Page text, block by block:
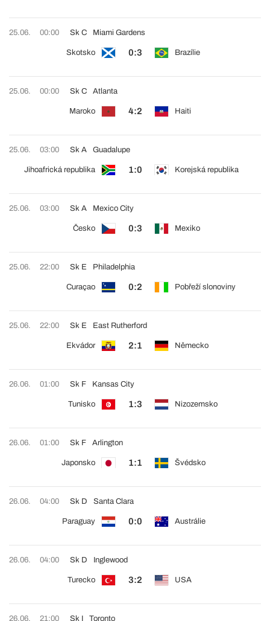
25.06. 00:00 Sk C
Skotsko 0:3 Brazílie
Miami Gardens
25.06. 00:00 Sk C
Maroko 4:2 Haiti
Atlanta
25.06. 03:00 Sk A
Jihoafrická republika 1:0 Korejská republika
Guadalupe
25.06. 03:00 Sk A
Česko 0:3 Mexiko
Mexico City
25.06. 22:00 Sk E
Curaçao 0:2 Pobřeží slonoviny
Philadelphia
25.06. 22:00 Sk E
Ekvádor 2:1 Německo
East Rutherford
26.06. 01:00 Sk F
Tunisko 1:3 Nizozemsko
Kansas City
26.06. 01:00 Sk F
Japonsko 1:1 Švédsko
Arlington
26.06. 04:00 Sk D
Paraguay 0:0 Austrálie
Santa Clara
26.06. 04:00 Sk D
Turecko 3:2 USA
Inglewood
26.06. 21:00 Sk I Toronto